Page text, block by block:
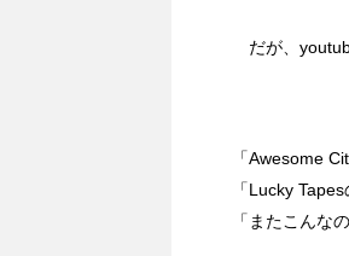
だが、
「Awesome
「Lucky Tapes
「またこんな